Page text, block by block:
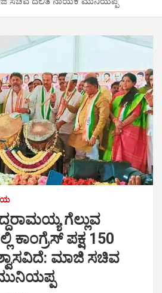
ಗೆಲ್ಲುವ
ಕಾಂಗ್ರೆಸ್ ಪಕ್ಷ 150
ಮಾಜಿ ಸಚಿವ